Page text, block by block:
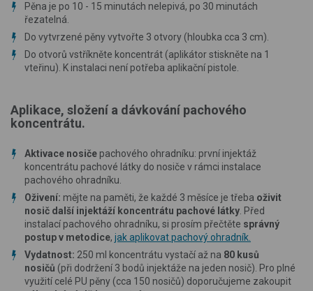
Pěna je po 10 - 15 minutách nelepivá, po 30 minutách
řezatelná.
Do vytvrzené pěny vytvořte 3 otvory (hloubka cca 3 cm).
Do otvorů vstříkněte koncentrát (aplikátor stiskněte na 1
vteřinu). K instalaci není potřeba aplikační pistole.
Aplikace, složení a dávkování pachového
koncentrátu.
Aktivace nosiče pachového ohradníku: první injektáž
koncentrátu pachové látky do nosiče v rámci instalace
pachového ohradníku.
Oživení: mějte na paměti, že každé 3 měsíce je třeba oživit
nosič další injektáží koncentrátu pachové látky . Před
instalací pachového ohradníku, si prosím přečtěte správný
postup v metodice, jak aplikovat pachový ohradník.
Vydatnost: 250 ml koncentrátu vystačí až na 80 kusů
nosičů (při dodržení 3 bodů injektáže na jeden nosič). Pro plné
využití celé PU pěny (cca 150 nosičů) doporučujeme zakoupit